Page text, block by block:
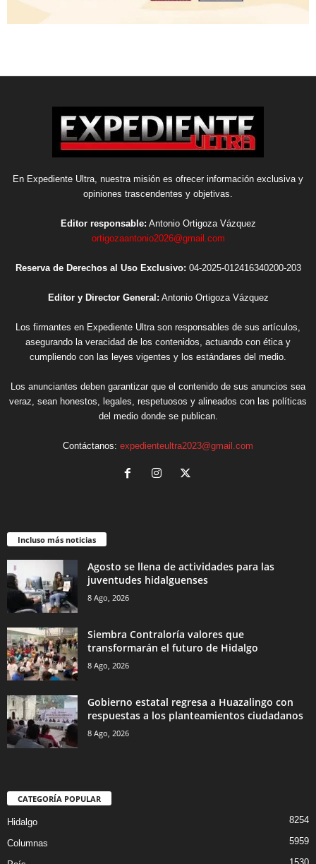
En Expediente Ultra, nuestra misión es ofrecer información exclusiva y
opiniones trascendentes y objetivas.
Editor responsable: Antonio Ortigoza Vázquez
ortigozaantonio2026@gmail.com
Reserva de Derechos al Uso Exclusivo: 04-2025-012416340200-203
Editor y Director General: Antonio Ortigoza Vázquez
Los firmantes en Expediente Ultra son responsables de sus artículos,
asegurando la veracidad de los contenidos, actuando con ética y
cumpliendo con las leyes vigentes y los estándares del medio.
Los anunciantes deben garantizar que el contenido de sus anuncios sea
veraz, sean honestos, legales, respetuosos y alineados con las políticas
del medio donde se publican.
Contáctanos: expedienteultra2023@gmail.com
Incluso más noticias
Agosto se llena de actividades para las
juventudes hidalguenses
8 Ago, 2026
Siembra Contraloría valores que
transformarán el futuro de Hidalgo
8 Ago, 2026
Gobierno estatal regresa a Huazalingo con
respuestas a los planteamientos ciudadanos
8 Ago, 2026
CATEGORÍA POPULAR
Hidalgo 8254
Columnas 5959